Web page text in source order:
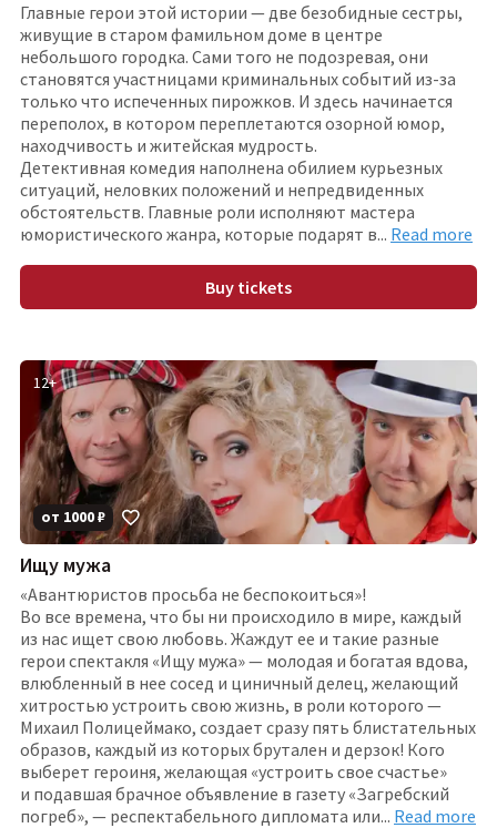
Главные герои этой истории — две безобидные сестры,
живущие в старом фамильном доме в центре
небольшого городка. Сами того не подозревая, они
становятся участницами криминальных событий из-за
только что испеченных пирожков. И здесь начинается
переполох, в котором переплетаются озорной юмор,
находчивость и житейская мудрость.
Детективная комедия наполнена обилием курьезных
ситуаций, неловких положений и непредвиденных
обстоятельств. Главные роли исполняют мастера
юмористического жанра, которые подарят в... Read more
Buy tickets
12+
от 1000₽
Ищу мужа
«Авантюристов просьба не беспокоиться»!
Во все времена, что бы ни происходило в мире, каждый
из нас ищет свою любовь. Жаждут ее и такие разные
герои спектакля «Ищу мужа» — молодая и богатая вдова,
влюбленный в нее сосед и циничный делец, желающий
хитростью устроить свою жизнь, в роли которого —
Михаил Полицеймако, создает сразу пять блистательных
образов, каждый из которых брутален и дерзок! Кого
выберет героиня, желающая «устроить свое счастье»
и подавшая брачное объявление в газету «Загребский
погреб», — респектабельного дипломата или... Read more